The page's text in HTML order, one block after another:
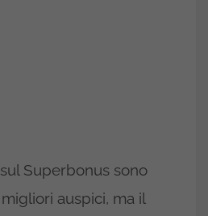
Superbonus sono
auspici, ma il